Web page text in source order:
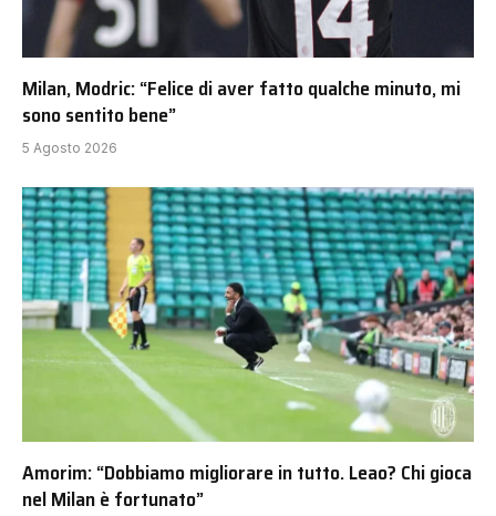
Milan, Modric: “Felice di aver fatto qualche minuto, mi
sono sentito bene”
5 Agosto 2026
Amorim: “Dobbiamo migliorare in tutto. Leao? Chi gioca
nel Milan è fortunato”